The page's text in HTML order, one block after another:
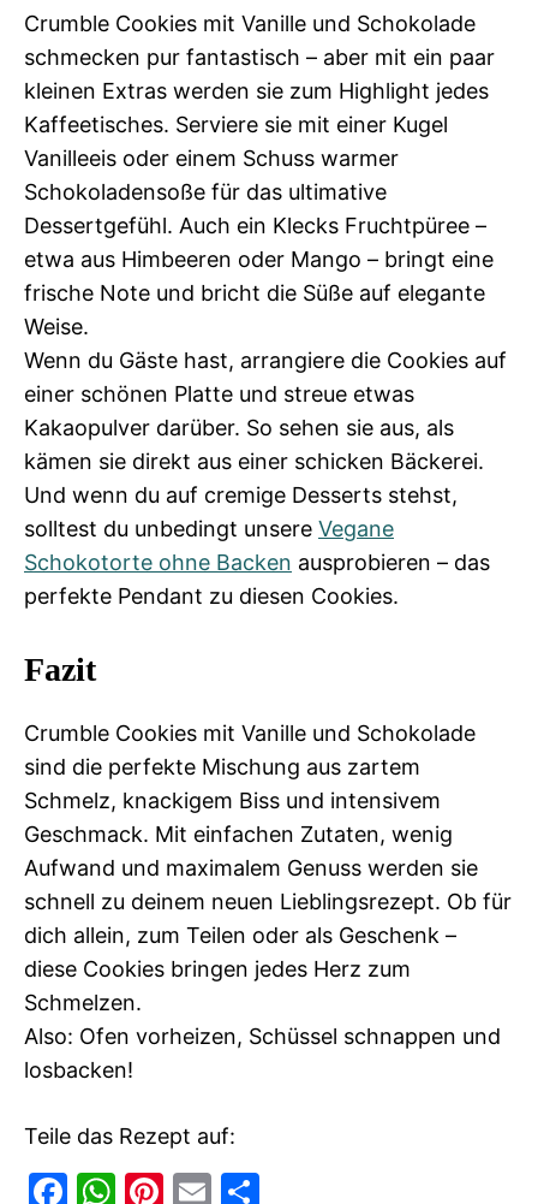
Crumble Cookies mit Vanille und Schokolade
schmecken pur fantastisch – aber mit ein paar
kleinen Extras werden sie zum Highlight jedes
Kaffeetisches. Serviere sie mit einer Kugel
Vanilleeis oder einem Schuss warmer
Schokoladensoße für das ultimative
Dessertgefühl. Auch ein Klecks Fruchtpüree –
etwa aus Himbeeren oder Mango – bringt eine
frische Note und bricht die Süße auf elegante
Weise.
Wenn du Gäste hast, arrangiere die Cookies auf
einer schönen Platte und streue etwas
Kakaopulver darüber. So sehen sie aus, als
kämen sie direkt aus einer schicken Bäckerei.
Und wenn du auf cremige Desserts stehst,
solltest du unbedingt unsere Vegane
Schokotorte ohne Backen ausprobieren – das
perfekte Pendant zu diesen Cookies.
Fazit
Crumble Cookies mit Vanille und Schokolade
sind die perfekte Mischung aus zartem
Schmelz, knackigem Biss und intensivem
Geschmack. Mit einfachen Zutaten, wenig
Aufwand und maximalem Genuss werden sie
schnell zu deinem neuen Lieblingsrezept. Ob für
dich allein, zum Teilen oder als Geschenk –
diese Cookies bringen jedes Herz zum
Schmelzen.
Also: Ofen vorheizen, Schüssel schnappen und
losbacken!
Teile das Rezept auf:
F W Pi E